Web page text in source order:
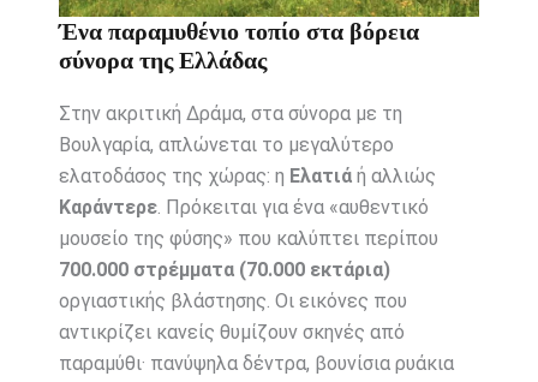
Ένα παραμυθένιο τοπίο στα βόρεια
σύνορα της Ελλάδας
Στην ακριτική Δράμα, στα σύνορα με τη
Βουλγαρία, απλώνεται το μεγαλύτερο
ελατοδάσος της χώρας: η Ελατιάή αλλιώς
Καράντερε. Πρόκειται για ένα «αυθεντικό
μουσείο της φύσης» που καλύπτει περίπου
700.000 στρέμματα (70.000 εκτάρια)
οργιαστικής βλάστησης. Οι εικόνες που
αντικρίζει κανείς θυμίζουν σκηνές από
παραμύθι· πανύψηλα δέντρα, βουνίσια ρυάκια